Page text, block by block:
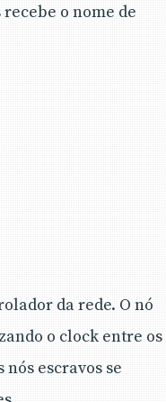
o nome de
da rede. O nó
o clock entre os
escravos se